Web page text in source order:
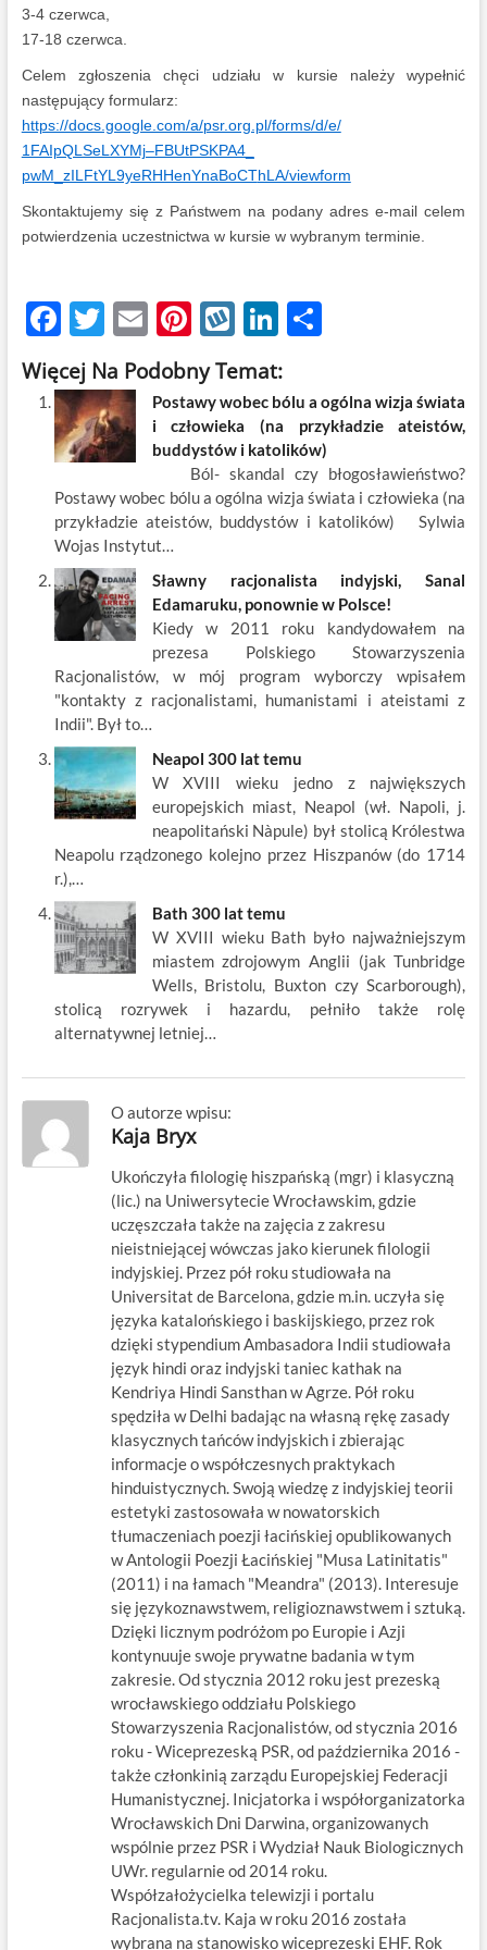
3-4 czerwca,
17-18 czerwca.
Celem zgłoszenia chęci udziału w kursie należy wypełnić
następujący formularz:
https://docs.google.com/a/psr.org.pl/forms/d/e/
1FAIpQLSeLXYMj–FBUtPSKPA4_
pwM_zILFtYL9yeRHHenYnaBoCThLA/viewform
Skontaktujemy się z Państwem na podany adres e-mail celem
potwierdzenia uczestnictwa w kursie w wybranym terminie.
F
ac
e
b
o
o
k
T
w
itt
er
E
m
ail
Pi
nt
er
es
t
W
k
o
p
Li
k
e
dI
n
S
ar
e
Więcej Na Podobny Temat:
Postawy wobec bólu a ogólna wizja świata
i człowieka (na przykładzie ateistów,
buddystów i katolików)
Ból- skandal czy błogosławieństwo?
Postawy wobec bólu a ogólna wizja świata i człowieka (na
przykładzie ateistów, buddystów i katolików) Sylwia
Wojas Instytut…
Sławny racjonalista indyjski, Sanal
Edamaruku, ponownie w Polsce!
Kiedy w 2011 roku kandydowałem na
prezesa Polskiego Stowarzyszenia
Racjonalistów, w mój program wyborczy wpisałem
"kontakty z racjonalistami, humanistami i ateistami z
Indii". Był to…
Neapol 300 lat temu
W XVIII wieku jedno z największych
europejskich miast, Neapol (wł. Napoli, j.
neapolitański Nàpule) był stolicą Królestwa
Neapolu rządzonego kolejno przez Hiszpanów (do 1714
r.),…
Bath 300 lat temu
W XVIII wieku Bath było najważniejszym
miastem zdrojowym Anglii (jak Tunbridge
Wells, Bristolu, Buxton czy Scarborough),
stolicą rozrywek i hazardu, pełniło także rolę
alternatywnej letniej…
O autorze wpisu:
Kaja Bryx
Ukończyła filologię hiszpańską (mgr) i klasyczną
(lic.) na Uniwersytecie Wrocławskim, gdzie
uczęszczała także na zajęcia z zakresu
nieistniejącej wówczas jako kierunek filologii
indyjskiej. Przez pół roku studiowała na
Universitat de Barcelona, gdzie m.in. uczyła się
języka katalońskiego i baskijskiego, przez rok
dzięki stypendium Ambasadora Indii studiowała
język hindi oraz indyjski taniec kathak na
Kendriya Hindi Sansthan w Agrze. Pół roku
spędziła w Delhi badając na własną rękę zasady
klasycznych tańców indyjskich i zbierając
informacje o współczesnych praktykach
hinduistycznych. Swoją wiedzę z indyjskiej teorii
estetyki zastosowała w nowatorskich
tłumaczeniach poezji łacińskiej opublikowanych
w Antologii Poezji Łacińskiej "Musa Latinitatis"
(2011) i na łamach "Meandra" (2013). Interesuje
się językoznawstwem, religioznawstwem i sztuką.
Dzięki licznym podróżom po Europie i Azji
kontynuuje swoje prywatne badania w tym
zakresie. Od stycznia 2012 roku jest prezeską
wrocławskiego oddziału Polskiego
Stowarzyszenia Racjonalistów, od stycznia 2016
roku - Wiceprezeską PSR, od października 2016 -
także członkinią zarządu Europejskiej Federacji
Humanistycznej. Inicjatorka i współorganizatorka
Wrocławskich Dni Darwina, organizowanych
wspólnie przez PSR i Wydział Nauk Biologicznych
UWr. regularnie od 2014 roku.
Współzałożycielka telewizji i portalu
Racjonalista.tv. Kaja w roku 2016 została
wybrana na stanowisko wiceprezeski EHF. Rok